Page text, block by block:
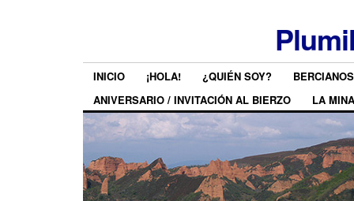
INICIO ¡HOLA! ¿QUIÉN SOY?
ANIVERSARIO / INVITACIÓN AL BIERZO
LA MINA